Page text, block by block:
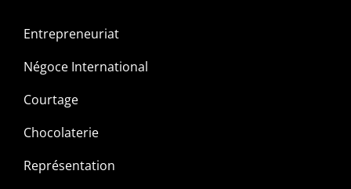
Entrepreneuriat
Négoce International
Courtage
Chocolaterie
Représentation